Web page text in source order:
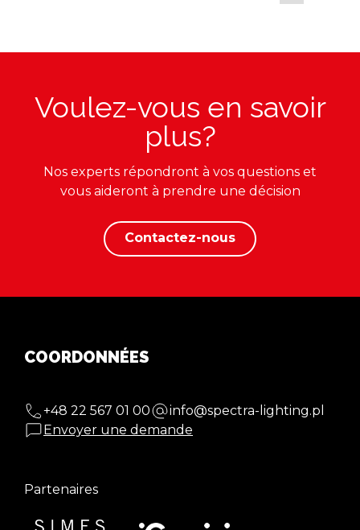
Voulez-vous en savoir
plus?
Nos experts répondront à vos questions et
vous aideront à prendre une décision
Contactez-nous
COORDONNÉES
+48 22 567 01 00
info@spectra-lighting.pl
Envoyer une demande
Partenaires